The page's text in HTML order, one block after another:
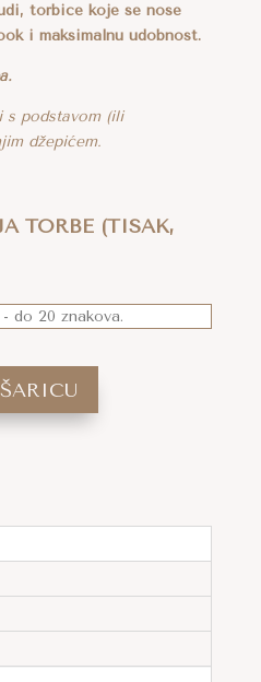
torbice koje se nose
i maksimalnu udobnost.
s podstavom (ili
džepićem.
TORBE (TISAK,